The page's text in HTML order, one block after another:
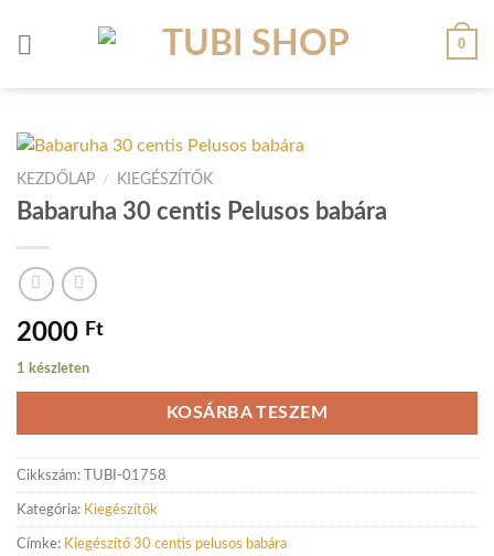
0
KEZDŐLAP / KIEGÉSZÍTŐK
Babaruha 30 centis Pelusos babára
2000 Ft
1 készleten
KOSÁRBA TESZEM
Cikkszám: TUBI-01758
Kategória: Kiegészítők
Címke: Kiegészítő 30 centis pelusos babára